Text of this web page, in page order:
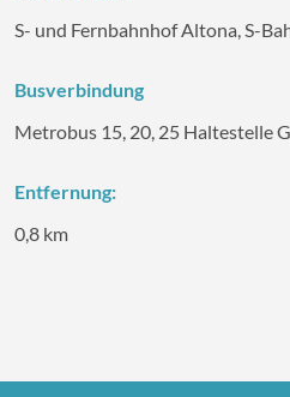
S- und Fernbahnhof Altona, S-
Busverbindung
Metrobus 15, 20, 25 Haltestelle
Entfernung:
0,8 km